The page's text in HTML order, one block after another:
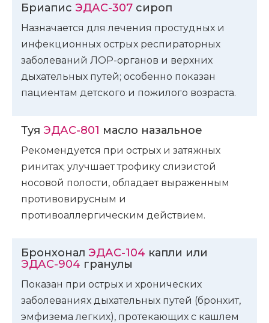
Бриапис ЭДАС-307 сироп
Назначается для лечения простудных и
инфекционных острых респираторных
заболеваний ЛОР-органов и верхних
дыхательных путей; особенно показан
пациентам детского и пожилого возраста.
Туя ЭДАС-801 масло назальное
Рекомендуется при острых и затяжных
ринитах; улучшает трофику слизистой
носовой полости, обладает выраженным
противовирусным и
противоаллергическим действием.
Бронхонал ЭДАС-104 капли или
ЭДАС-904 гранулы
Показан при острых и хронических
заболеваниях дыхательных путей (бронхит,
эмфизема легких), протекающих с кашлем